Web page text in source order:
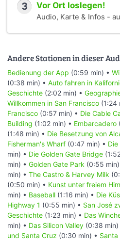
3 Vor Ort loslegen!
Audio, Karte & Infos -
Andere Stationen in dieser
Bedienung der App (0:59 min) •
(0:38 min) • Auto fahren in
Geschichte (2:02 min) •
Willkommen in San Francisco (1:24
Francisco (0:57 min) • Die Cable
Building (1:02 min) • Embarcadero
(1:48 min) • Die Besetzung von
Fisherman's Wharf (0:47 min) •
min) • Die Golden Gate Bridge
min) • Golden Gate Park (0:55 min)
min) • The Castro & Harvey Milk
(0:50 min) • Kunst unter freiem
min) • Baseball (1:16 min) • Die
Highway 1 (0:55 min) • San José
Geschichte (1:23 min) • Das
min) • Das Silicon Valley (0:38 min)
und Santa Cruz (0:30 min) • Santa